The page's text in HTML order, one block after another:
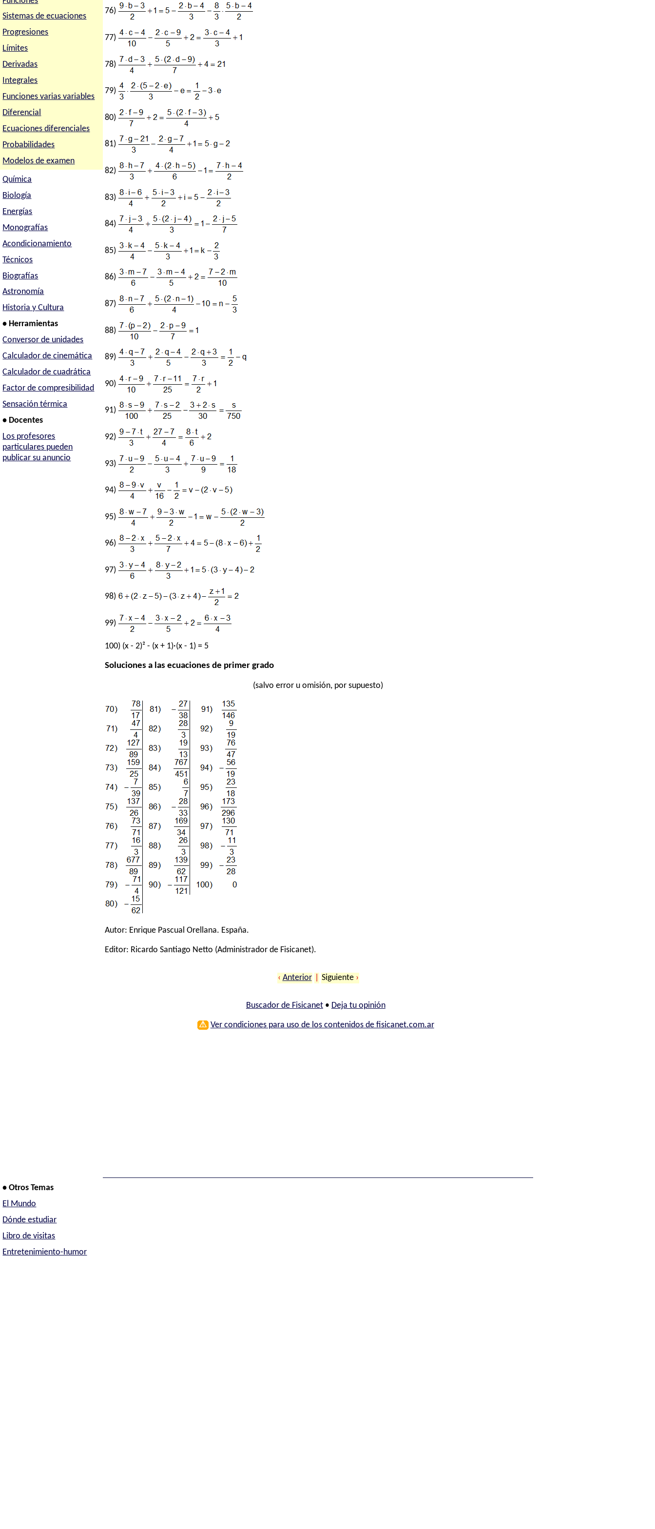
Sistemas de ecuaciones
Progresiones
Límites
Derivadas
Integrales
Funciones varias variables
Diferencial
Ecuaciones diferenciales
Probabilidades
Modelos de examen
Química
Biología
Energías
Monografías
Acondicionamiento
Técnicos
Biografías
Astronomía
Historia y Cultura
• Herramientas
Conversor de unidades
Calculador de cinemática
Calculador de cuadrática
Factor de compresibilidad
Sensación térmica
• Docentes
Los profesores
particulares pueden
publicar su anuncio
76)
77)
78)
79)
80)
81)
82)
83)
84)
85)
86)
87)
88)
89)
90)
91)
92)
93)
94)
95)
96)
97)
98)
99)
100) (x - 2)² - (x + 1)·(x - 1) = 5
Soluciones a las ecuaciones de primer grado
(salvo error u omisión, por supuesto)
Autor: Enrique Pascual Orellana. España.
Editor: Ricardo Santiago Netto (Administrador de Fisicanet).
‹ Anterior Siguiente ›
Buscador de Fisicanet• Deja tu opinión
⚠ Ver condiciones para uso de los contenidos de fisicanet.com.ar
• Otros Temas
El Mundo
Dónde estudiar
Libro de visitas
Entretenimiento-humor